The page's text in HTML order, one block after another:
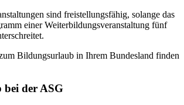
sind freistellungsfähig, solange das
einer Weiterbildungsveranstaltung fünf
Bildungsurlaub in Ihrem Bundesland finden
der ASG